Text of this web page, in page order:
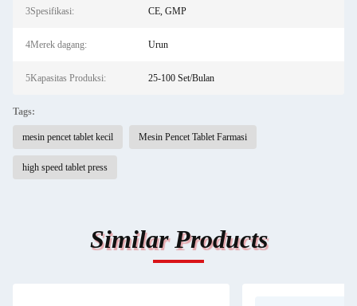
3Spesifikasi: CE, GMP
4Merek dagang: Urun
5Kapasitas Produksi: 25-100 Set/Bulan
Tags:
mesin pencet tablet kecil Mesin Pencet Tablet Farmasi
high speed tablet press
Similar Products